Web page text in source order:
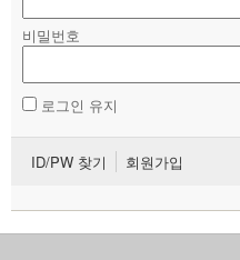
비밀번호
로그인 유지
ID/PW 찾기 회원가입
- 찾아보기
- 전국 노동상담소 안내
자료
부설기관